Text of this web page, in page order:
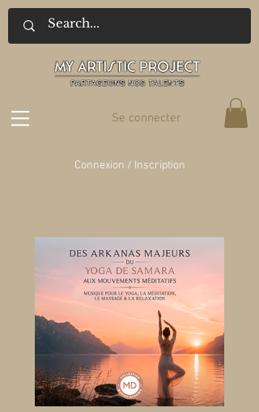
Se connecter
Connexion / Inscription